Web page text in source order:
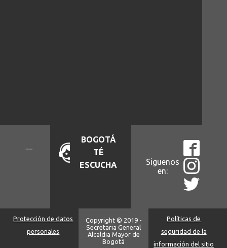
BOGOTÁ
TÉ
ESCUCHA
Siguenos
en:
Protección de datos
personales
Copyright © 2019 -
Secretaria General
Alcaldia Mayor de
Bogotá
Políticas de
seguridad de la
información del sitio